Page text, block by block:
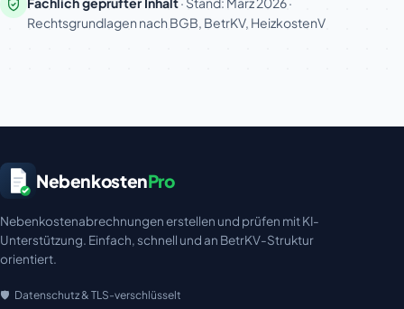
Rechtsgrundlagen nach BGB, BetrKV, HeizkostenV
NebenkostenPro
Nebenkostenabrechnungen erstellen und prüfen mit KI-
Unterstützung. Einfach, schnell und an BetrKV-Struktur
orientiert.
Datenschutz & TLS-verschlüsselt